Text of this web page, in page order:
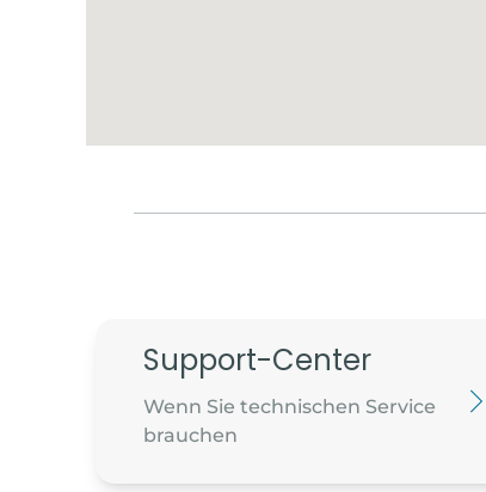
Support-Center
Wenn Sie technischen Service
brauchen